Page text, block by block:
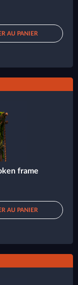
AU PANIER
frame
AU PANIER